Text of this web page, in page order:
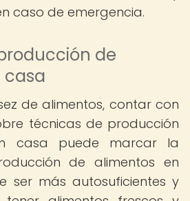
caso de emergencia.
de
casa
de alimentos, contar con
técnicas de producción
casa puede marcar la
de alimentos en
ser más autosuficientes y